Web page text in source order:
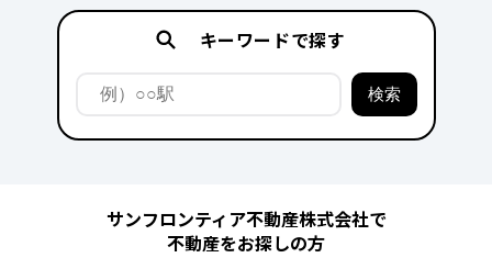
キーワードで探す
サンフロンティア不動産株式会社で
不動産をお探しの方